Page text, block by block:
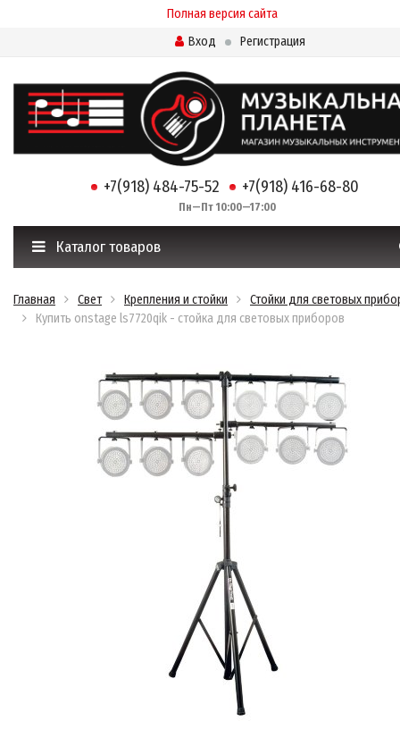
Полная версия сайта
Вход
Регистрация
+7(918) 484-75-52 +7(918) 416-68-80
Пн—Пт 10:00—17:00
Каталог товаров
Главная Свет Крепления и стойки
Стойки для световых
Купить onstage ls7720qik - стойка для световых приборов